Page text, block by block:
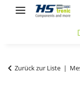
Zurück zur Liste